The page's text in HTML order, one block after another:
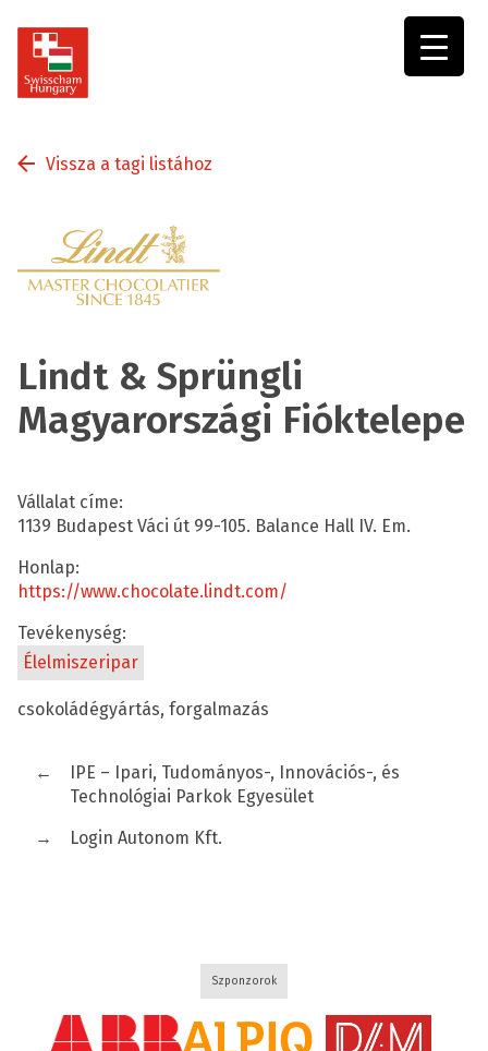
Vissza a tagi listához
Lindt & Sprüngli
Magyarországi Fióktelepe
Vállalat címe:
1139 Budapest Váci út 99-105. Balance Hall IV. Em.
Honlap:
https://www.chocolate.lindt.com/
Tevékenység:
Élelmiszeripar
csokoládégyártás, forgalmazás
←
IPE – Ipari, Tudományos-, Innovációs-, és
Technológiai Parkok Egyesület
→
Login Autonom Kft.
Szponzorok